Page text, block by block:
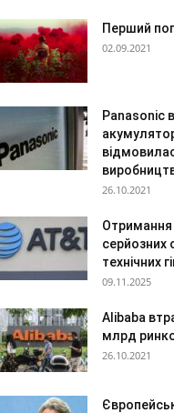
Перший
02.09.2021
Panasonic
26.10.2021
Отримання
серйозних
технічних
09.11.2025
Alibaba
млрд
26.10.2021